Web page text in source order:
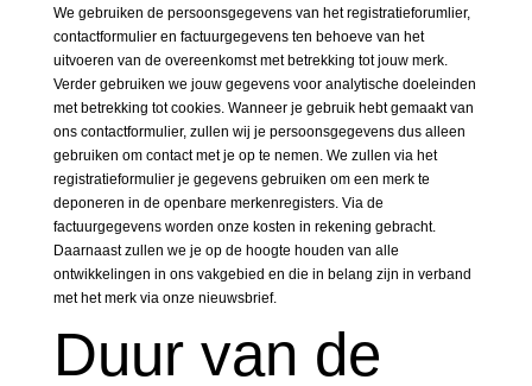
We gebruiken de persoonsgegevens van het registratieforumlier,
contactformulier en factuurgegevens ten behoeve van het
uitvoeren van de overeenkomst met betrekking tot jouw merk.
Verder gebruiken we jouw gegevens voor analytische doeleinden
met betrekking tot cookies. Wanneer je gebruik hebt gemaakt van
ons contactformulier, zullen wij je persoonsgegevens dus alleen
gebruiken om contact met je op te nemen. We zullen via het
registratieformulier je gegevens gebruiken om een merk te
deponeren in de openbare merkenregisters. Via de
factuurgegevens worden onze kosten in rekening gebracht.
Daarnaast zullen we je op de hoogte houden van alle
ontwikkelingen in ons vakgebied en die in belang zijn in verband
met het merk via onze nieuwsbrief.
Duur van de